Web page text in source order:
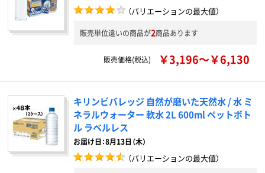
（バリエーションの最大値）
販売単位違いの商品が2商品あります
販売価格(税込) ￥3,196～￥6,130
キリンビバレッジ 自然が磨いた天然水 / 水 ミ
ネラルウォーター 軟水 2L 600ml ペットボト
ル ラベルレス
お届け日：8月13日（木）
（バリエーションの最大値）